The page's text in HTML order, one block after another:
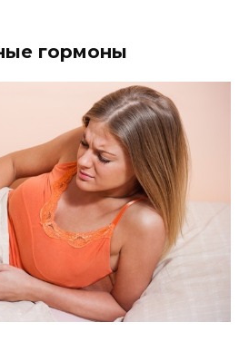
гормоны